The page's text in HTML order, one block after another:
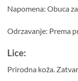
Napomena: Obuca
Odrzavanje: Prema
Lice:
Prirodna koža.